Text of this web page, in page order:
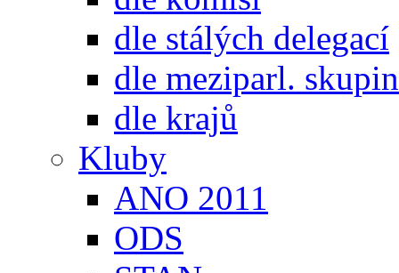
dle stálých delegací
dle meziparl. skupin
dle krajů
Kluby
ANO 2011
ODS